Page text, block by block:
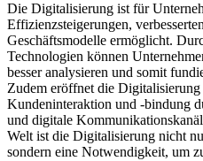
Die Digitalisierung ist für
Effizienzsteigerungen,
Geschäftsmodelle ermöglicht.
Technologien können
besser analysieren und somit
Zudem eröffnet die
Kundeninteraktion und -bindung
und digitale
Welt ist die Digitalisierung nicht
sondern eine Notwendigkeit, um